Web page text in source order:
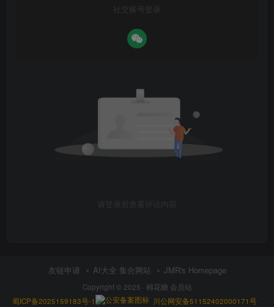
社交账号登录
请登录后查看评论内容
友链申请 AI大全 集合网站 JMR's Homepage
Copyright © 2025 · 棉花糖 会员站
蜀ICP备2025159183号-1
川公网安备51152402000171号